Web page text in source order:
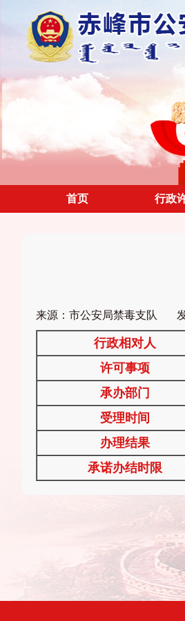
首页 行政
来源：市公安局禁毒支队 发
行政相对人
许可事项
承办部门
受理时间
办理结果
承诺办结时限